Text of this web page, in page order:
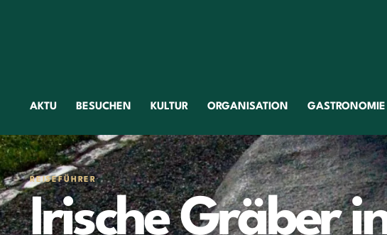
AKTU BESUCHEN KULTUR ORGANISATION GASTRONOMIE
REISEFÜHRER
Irische Gräber